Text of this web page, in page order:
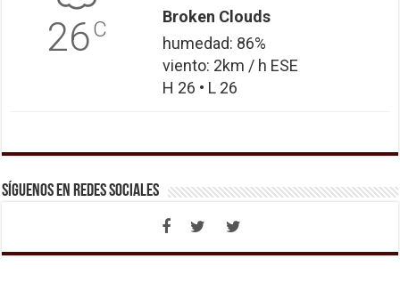
26C
Broken Clouds
humedad: 86%
viento: 2km / h ESE
H 26 • L 26
Síguenos en Redes Sociales